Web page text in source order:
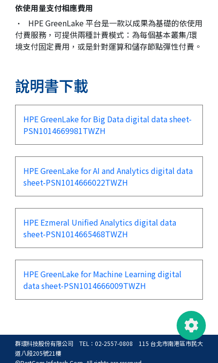
依使用量支付相應費用
• HPE GreenLake 平台是一款以成果為基礎的依使用
付費服務，可提供兩種計費模式：為每個基本叢集/環
境支付固定費用，或是針對運算和儲存節點彈性付費。
說明書下載
HPE GreenLake for Big Data digital data sheet-
PSN1014669981TWZH
HPE GreenLake for AI and Analytics digital data
sheet-PSN1014666022TWZH
HPE Ezmeral Unified Analytics digital data
sheet-PSN1014665468TWZH
HPE GreenLake for Machine Learning digital
data sheet-PSN1014666009TWZH
群環科技股份有限公司 TEL：02-2557-0808 115 台北市南港區市民大
道八段205號21樓